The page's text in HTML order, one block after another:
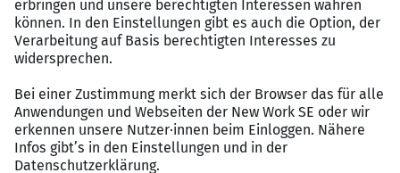
weiterzuentwickeln.
Der Träger bietet Ihnen:
eine unbefristete Festanstellung in Voll- oder
Teilzeit (für Beamt*innen eine Planstelle),